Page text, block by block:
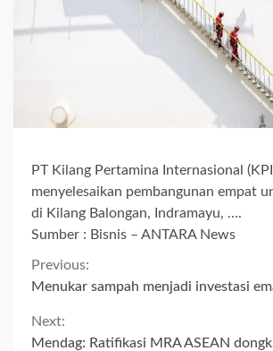
PT Kilang Pertamina Internasional
menyelesaikan pembangunan empat
di Kilang Balongan, Indramayu, ….
Sumber : Bisnis – ANTARA News
Continue
Reading
Previous:
Menukar sampah menjadi investasi
Next:
Mendag: Ratifikasi MRA ASEAN